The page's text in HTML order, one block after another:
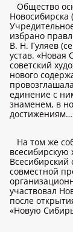
Общество
Новосибирска
избрано
В. Н. Гуляев
устав. «Новая
советский
нового
единение с
знаменем, в
На том же
всесибирскую
Всесибирский
совместной
участвовал
после
«Новую